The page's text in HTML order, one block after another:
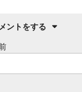
ントをする